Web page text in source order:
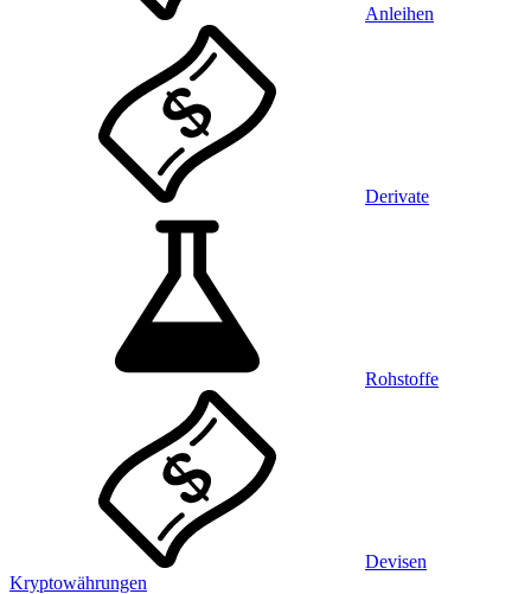
Anleihen
Derivate
Rohstoffe
Devisen
Kryptowährungen